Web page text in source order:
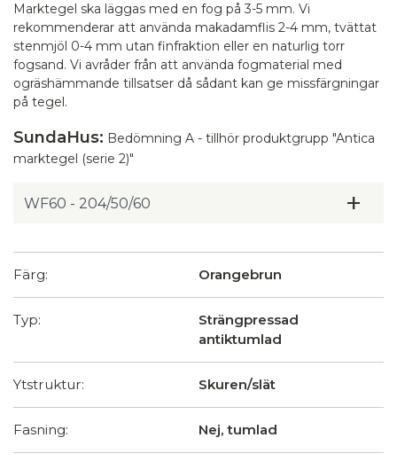
Marktegel ska läggas med en fog på 3-5 mm. Vi
rekommenderar att använda makadamflis 2-4 mm, tvättat
stenmjöl 0-4 mm utan finfraktion eller en naturlig torr
fogsand. Vi avråder från att använda fogmaterial med
ogräshämmande tillsatser då sådant kan ge missfärgningar
på tegel.
SundaHus: Bedömning A - tillhör produktgrupp "Antica
marktegel (serie 2)"
Färg: Orangebrun
Typ:
Strängpressad
antiktumlad
Ytstruktur: Skuren/slät
Fasning: Nej, tumlad